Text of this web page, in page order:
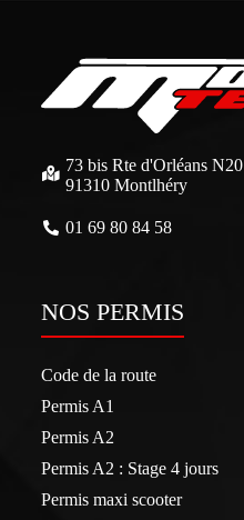
73 bis Rte d'Orléans N20
91310 Montlhéry
01 69 80 84 58
NOS PERMIS
Code de la route
Permis A1
Permis A2
Permis A2 : Stage 4 jours
Permis maxi scooter